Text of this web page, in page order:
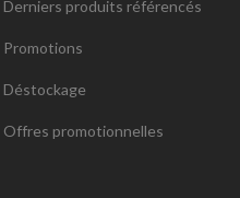
Derniers produits référencés
Promotions
Déstockage
Offres promotionnelles